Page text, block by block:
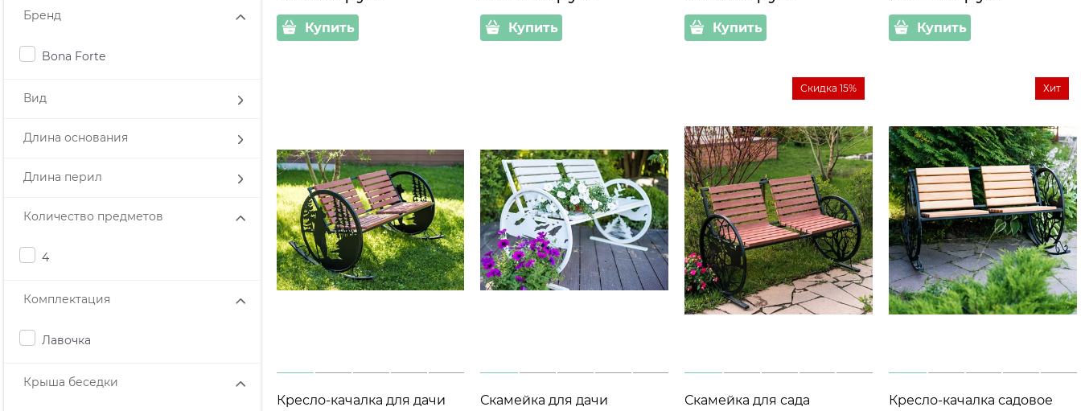
Бренд
Bona Forte
Вид
Длина основания
Длина перил
Количество предметов
4
Комплектация
Лавочка
Крыша беседки
Купить Купить Купить Купить
Кресло-качалка для дачи
Скамейка для дачи
Скамейка для сада
Скидка 15%
Кресло-качалка садовое
Хит